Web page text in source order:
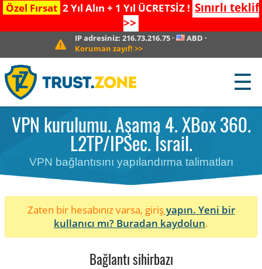
Özel Fırsat 2 Yıl Alın + 1 Yıl ÜCRETSİZ ! Sınırlı teklif
>>
IP adresiniz: 216.73.216.75· ABD ·
Koruman zayıf! >>
☰
VPN kurulumu. Aşama 4. XBox 360.
L2TP/IPSec. İsrail.
VPN bağlantısını yapılandırma talimatları
Zaten bir hesabınız varsa, girişyapın. Yeni bir
kullanıcı mı? Buradan kaydolun.
Bağlantı sihirbazı